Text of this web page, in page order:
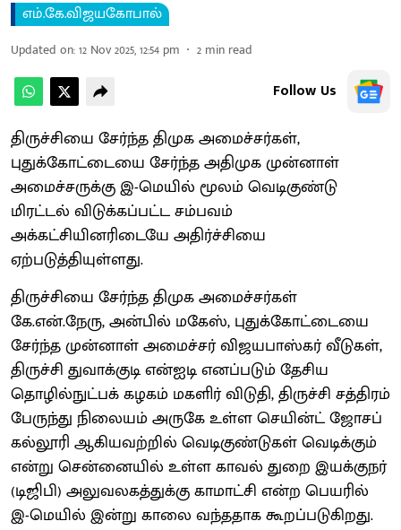
எம்.கே.விஜயகோபால்
Updated on:12 Nov 2025, 12:54 pm 2 min read
Follow Us
திருச்சியை சேர்ந்த திமுக அமைச்சர்கள்,
புதுக்கோட்டையை சேர்ந்த அதிமுக முன்னாள்
அமைச்சருக்கு இ-மெயில் மூலம் வெடிகுண்டு
மிரட்டல் விடுக்கப்பட்ட சம்பவம்
அக்கட்சியினரிடையே அதிர்ச்சியை
ஏற்படுத்தியுள்ளது.
திருச்சியை சேர்ந்த திமுக அமைச்சர்கள்
கே.என்.நேரு, அன்பில் மகேஸ், புதுக்கோட்டையை
சேர்ந்த முன்னாள் அமைச்சர் விஜயபாஸ்கர் வீடுகள்,
திருச்சி துவாக்குடி என்ஐடி எனப்படும் தேசிய
தொழில்நுட்பக் கழகம் மகளிர் விடுதி, திருச்சி சத்திரம்
பேருந்து நிலையம் அருகே உள்ள செயின்ட் ஜோசப்
கல்லூரி ஆகியவற்றில் வெடிகுண்டுகள் வெடிக்கும்
என்று சென்னையில் உள்ள காவல் துறை இயக்குநர்
(டிஜிபி) அலுவலகத்துக்கு காமாட்சி என்ற பெயரில்
இ-மெயில் இன்று காலை வந்ததாக கூறப்படுகிறது.